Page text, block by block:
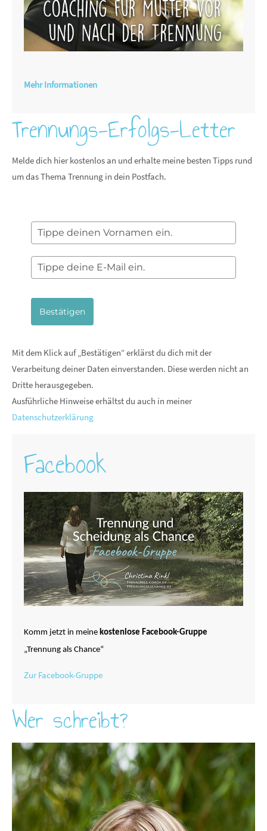
Mehr Informationen
Trennungs-Erfolgs-Letter
Melde dich hier kostenlos an und erhalte meine besten Tipps rund
um das Thema Trennung in dein Postfach.
Bestätigen
Mit dem Klick auf „Bestätigen“ erklärst du dich mit der
Verarbeitung deiner Daten einverstanden. Diese werden nicht an
Dritte herausgegeben.
Ausführliche Hinweise erhältst du auch in meiner
Datenschutzerklärung
Facebook
Komm jetzt in meine kostenlose Facebook-Gruppe
„Trennung als Chance“
Zur Facebook-Gruppe
Wer schreibt?